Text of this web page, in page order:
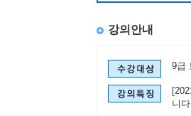
강의안내
9급
니